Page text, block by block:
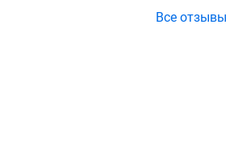
Все отзывы